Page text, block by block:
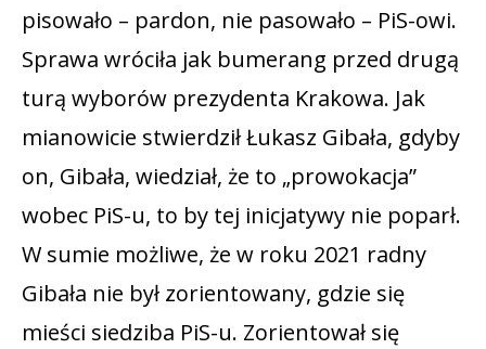
pisowało – pardon, nie pasowało – PiS-owi.
Sprawa wróciła jak bumerang przed drugą
turą wyborów prezydenta Krakowa. Jak
mianowicie stwierdził Łukasz Gibała, gdyby
on, Gibała, wiedział, że to „prowokacja”
wobec PiS-u, to by tej inicjatywy nie poparł.
W sumie możliwe, że w roku 2021 radny
Gibała nie był zorientowany, gdzie się
mieści siedziba PiS-u. Zorientował się